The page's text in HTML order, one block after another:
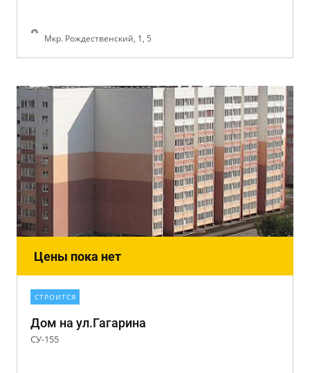
Мкр. Рождественский, 1, 5
Цены пока нет
СТРОИТСЯ
Дом на ул.Гагарина
СУ-155